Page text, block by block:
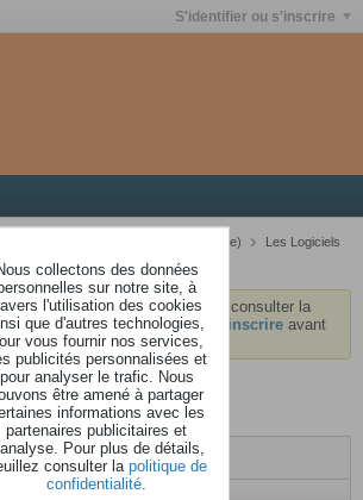
S'identifier ou s'inscrire
? La MAO (Musique Informatique)
Les Logiciels
visite, nous vous invitons à consulter la
du forum . Vous devrez vous inscrire avant
messages.
et accords
collectons des données
sur notre site, à
l'utilisation des cookies
que d'autres technologies,
vous fournir nos services,
publicités personnalisées et
pour analyser le trafic. Nous
être amené à partager
informations avec les
partenaires publicitaires et
Pour plus de détails,
consulter la politique de
confidentialité